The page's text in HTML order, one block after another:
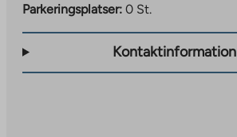
Parkeringsplatser: 0 St.
Kontaktinformation